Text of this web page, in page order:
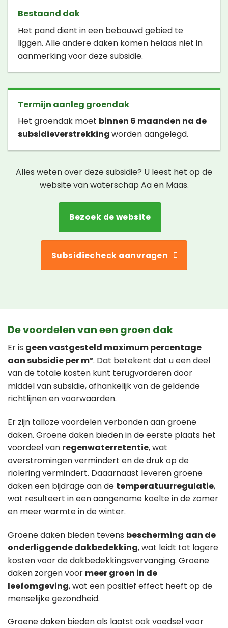
Bestaand dak
Het pand dient in een bebouwd gebied te
liggen. Alle andere daken komen helaas niet in
aanmerking voor deze subsidie.
Termijn aanleg groendak
Het groendak moet binnen 6 maanden na de
subsidieverstrekkingworden aangelegd.
Alles weten over deze subsidie? U leest het op de
website van waterschap Aa en Maas.
Bezoek de website
Subsidiecheck aanvragen
De voordelen van een groen dak
Er is geen vastgesteld maximum percentage
aan subsidie per m². Dat betekent dat u een deel
van de totale kosten kunt terugvorderen door
middel van subsidie, afhankelijk van de geldende
richtlijnen en voorwaarden.
Er zijn talloze voordelen verbonden aan groene
daken. Groene daken bieden in de eerste plaats het
voordeel van regenwaterretentie, wat
overstromingen vermindert en de druk op de
riolering vermindert. Daaarnaast leveren groene
daken een bijdrage aan de temperatuurregulatie,
wat resulteert in een aangename koelte in de zomer
en meer warmte in de winter.
Groene daken bieden tevens bescherming aan de
onderliggende dakbedekking, wat leidt tot lagere
kosten voor de dakbedekkingsvervanging. Groene
daken zorgen voor meer groen in de
leefomgeving, wat een positief effect heeft op de
menselijke gezondheid.
Groene daken bieden als laatst ook voedsel voor